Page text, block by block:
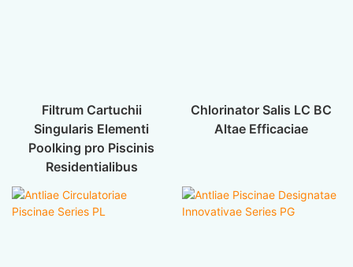
Filtrum Cartuchii
Singularis Elementi
Poolking pro Piscinis
Residentialibus
Chlorinator Salis LC BC
Altae Efficaciae